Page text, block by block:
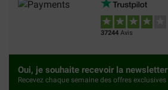
37244 Avis
Oui, je souhaite recevoir la newsletter
Recevez chaque semaine des offres exclusives